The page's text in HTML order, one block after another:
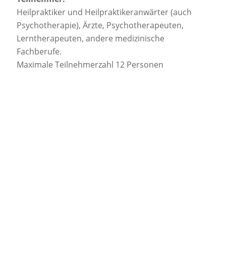
Heilpraktiker und Heilpraktikeranwärter (auch
Psychotherapie), Ärzte, Psychotherapeuten,
Lerntherapeuten, andere medizinische
Fachberufe.
Maximale Teilnehmerzahl 12 Personen